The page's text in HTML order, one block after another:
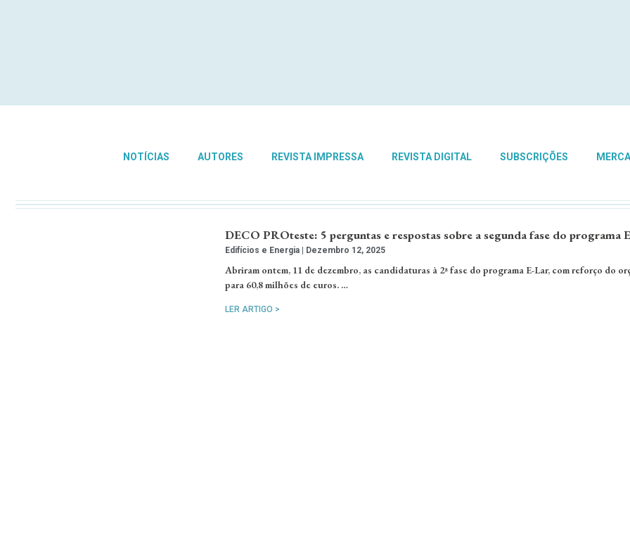
NOTÍCIAS AUTORES REVISTA IMPRESSA REVISTA DIGITAL SUBSCRIÇÕES
DECO PROteste: 5 perguntas e respostas sobre a segunda fase do programa
Edifícios e Energia Dezembro 12, 2025
Abriram ontem, 11 de dezembro, as candidaturas à 2ª fase do programa E-Lar, com reforço do
para 60,8 milhões de euros. …
LER ARTIGO >